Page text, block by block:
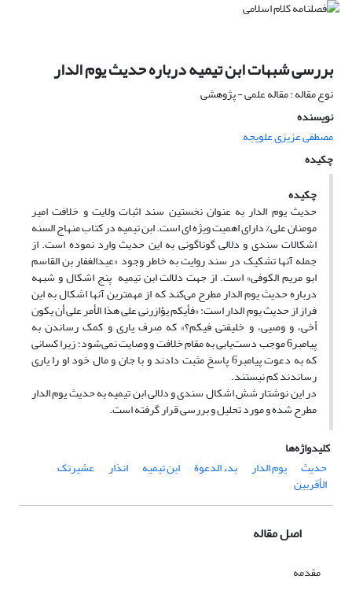
بررسی شبهات ابن تیمیه درباره حدیث یوم الدار
نوع مقاله : مقاله علمی - پژوهشی
نویسنده
مصطفی عزیزی علویجه
چکیده
چکیده
حدیث یوم الدار به عنوان نخستین سند اثبات ولایت و خلافت امیر
مومنان علی% دارای اهمیت ویژه ای است. ابن تیمیه در کتاب منهاج السنه
اشکالات سندی و دلالی گوناگونی به این حدیث وارد نموده است. از
جمله آنها تشکیک در سند روایت به خاطر وجود «عبدالغفار بن القاسم
ابو مریم الکوفی» است. از جهت دلالت ابن تیمیه پنج اشکال و شبهه
درباره حدیث یوم الدار مطرح می‌کند که از مهمترین آنها اشکال به این
فراز از حدیث یوم الدار است: «فأیکم یؤازرنی علی هذا الأمر علی أن یکون
أخی، و وصیی، و خلیفتی فیکم؟» که صِرف یاری و کمک رساندن به
پیامبر6 موجب دست‌یابی به مقام خلافت و وصایت نمی‌شود؛ زیرا کسانی
که به دعوت پیامبر6 پاسخ مثبت دادند و با جان و مال خود او را یاری
رساندند کم نیستند.
در این نوشتار شش اشکال سندی و دلالی ابن تیمیه به حدیث یوم الدار
مطرح شده و مورد تحلیل و بررسی قرار گرفته است.
کلیدواژه‌ها
حدیث
یوم الدار بدء الدعوة ابن تیمیه انذار عشیرتک
الأقربین
اصل مقاله
مقدمه